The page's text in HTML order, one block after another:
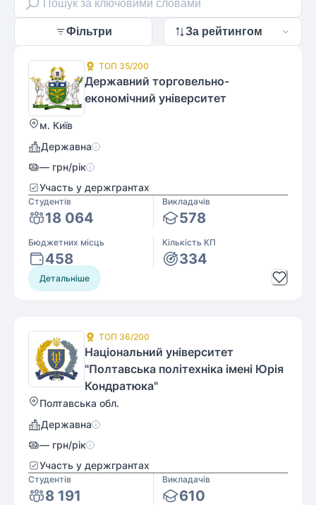
Фільтри За рейтингом
ТОП 35/200
Державний торговельно-
економічний університет
м. Київ
Державна
— грн/рік
Участь у держгрантах
Студентів
18 064
Викладачів
578
Бюджетних місць
458
Кількість КП
334
Детальніше
ТОП 36/200
Національний університет
"Полтавська політехніка імені Юрія
Кондратюка"
Полтавська обл.
Державна
— грн/рік
Участь у держгрантах
Студентів
8 191
Викладачів
610